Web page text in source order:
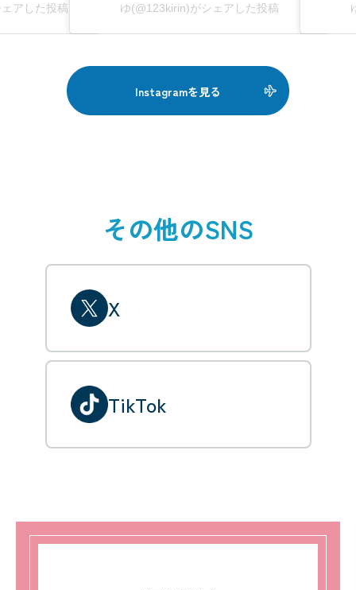
アした投稿 ゆ(@123kirin)がシェアした投稿
Instagramを見る
その他のSNS
X
TikTok